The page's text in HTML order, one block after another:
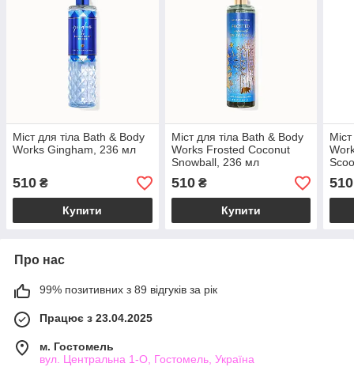
Міст для тіла Bath & Body
Works Gingham, 236 мл
510 ₴
Купити
Міст для тіла Bath & Body
Works Frosted Coconut
Snowball, 236 мл
510₴
Купити
510
Про нас
99% позитивних з 89 відгуків за рік
Працює з 23.04.2025
м. Гостомель
вул. Центральна 1-О, Гостомель, Україна